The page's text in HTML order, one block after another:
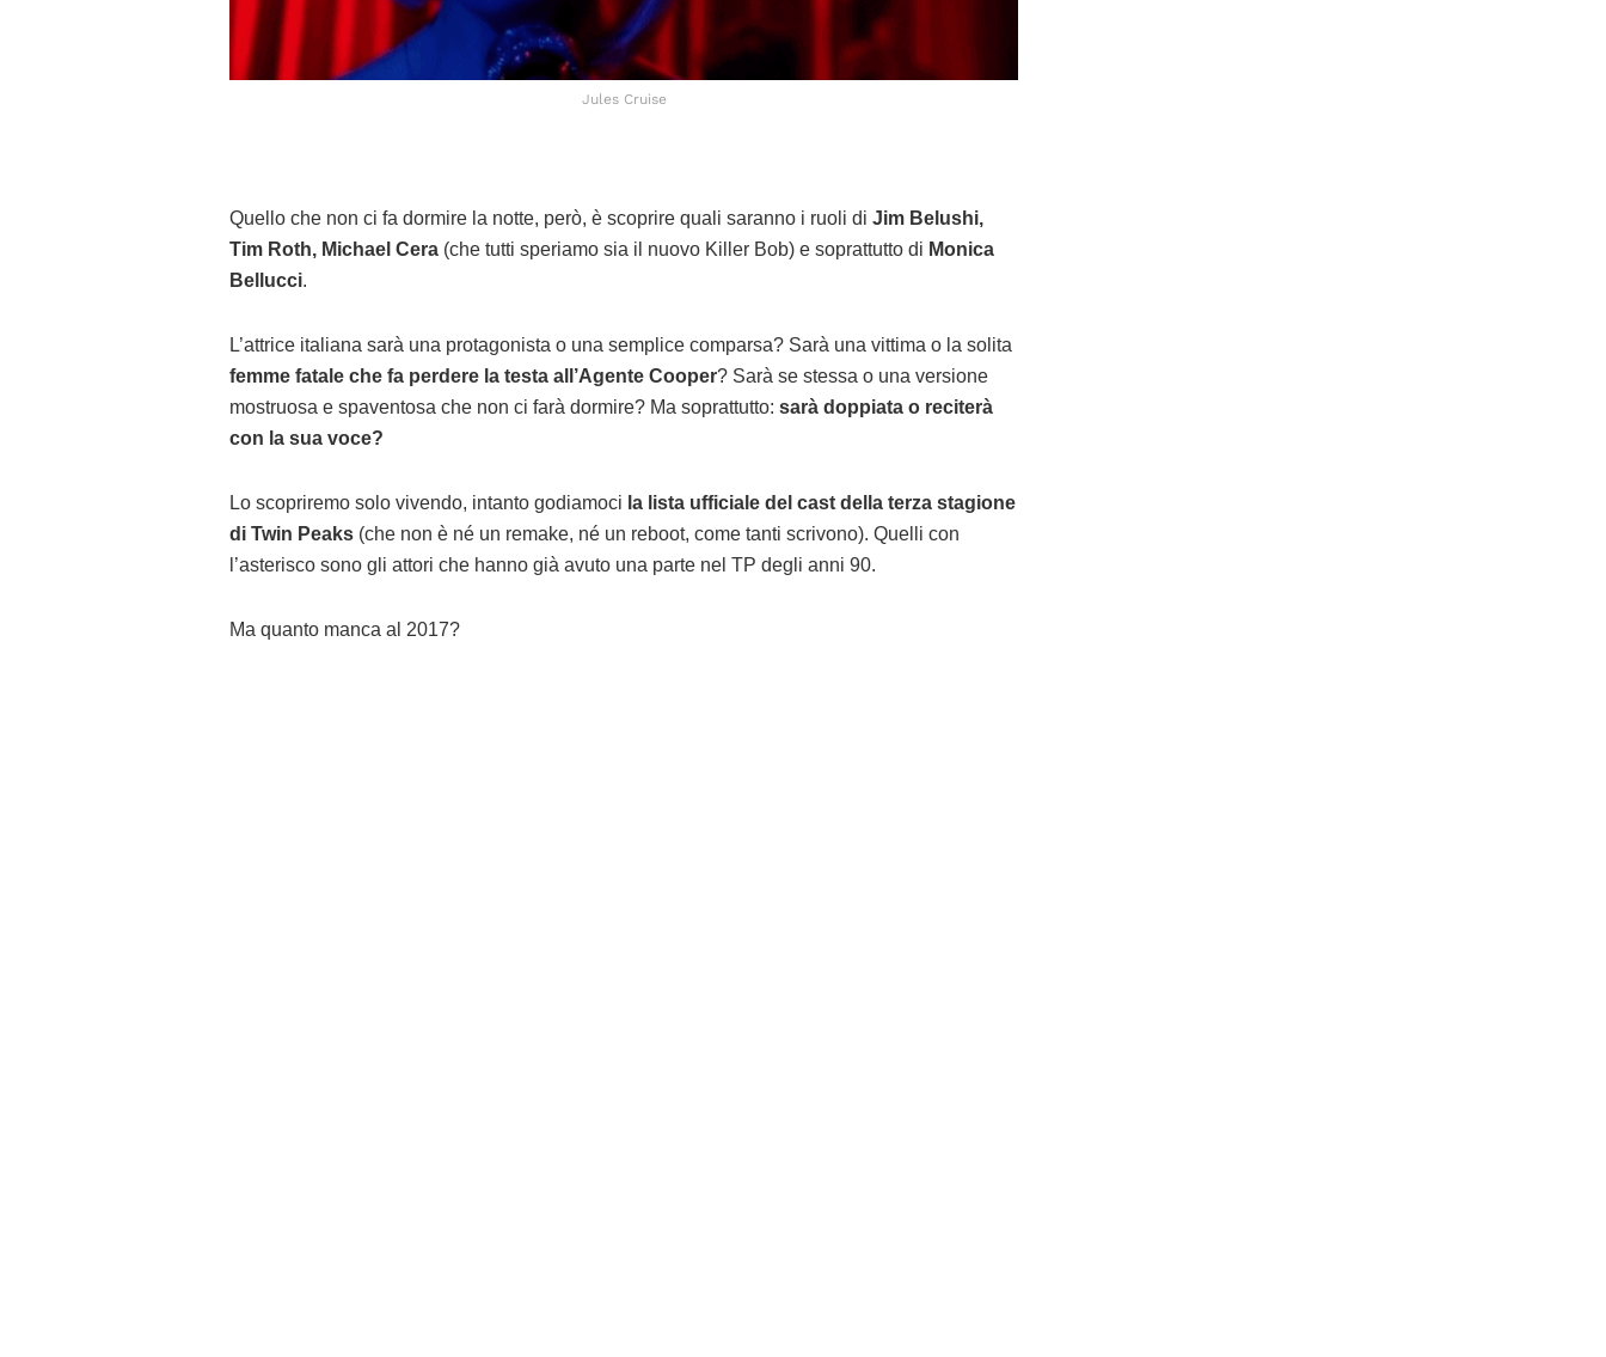
Jules Cruise
Quello che non ci fa dormire la notte, però, è scoprire quali saranno i ruoli di Jim Belushi,
Tim Roth, Michael Cera (che tutti speriamo sia il nuovo Killer Bob) e soprattutto di Monica
Bellucci.
L’attrice italiana sarà una protagonista o una semplice comparsa? Sarà una vittima o la solita
femme fatale che fa perdere la testa all’Agente Cooper? Sarà se stessa o una versione
mostruosa e spaventosa che non ci farà dormire? Ma soprattutto: sarà doppiata o reciterà
con la sua voce?
Lo scopriremo solo vivendo, intanto godiamoci la lista ufficiale del cast della terza stagione
di Twin Peaks (che non è né un remake, né un reboot, come tanti scrivono). Quelli con
l’asterisco sono gli attori che hanno già avuto una parte nel TP degli anni 90.
Ma quanto manca al 2017?